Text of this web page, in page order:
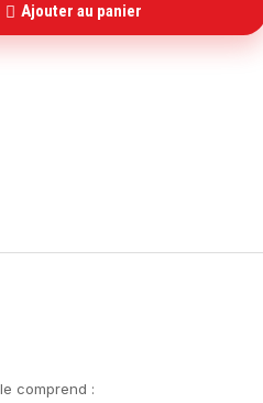
Ajouter au panier
comprend :